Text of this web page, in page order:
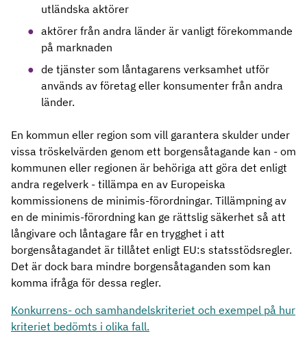
utländska aktörer
aktörer från andra länder är vanligt förekommande
på marknaden
de tjänster som låntagarens verksamhet utför
används av företag eller konsumenter från andra
länder.
En kommun eller region som vill garantera skulder under
vissa tröskelvärden genom ett borgensåtagande kan - om
kommunen eller regionen är behöriga att göra det enligt
andra regelverk - tillämpa en av Europeiska
kommissionens de minimis-förordningar. Tillämpning av
en de minimis-förordning kan ge rättslig säkerhet så att
långivare och låntagare får en trygghet i att
borgensåtagandet är tillåtet enligt EU:s statsstödsregler.
Det är dock bara mindre borgensåtaganden som kan
komma ifråga för dessa regler.
Konkurrens- och samhandelskriteriet och exempel på hur
kriteriet bedömts i olika fall.